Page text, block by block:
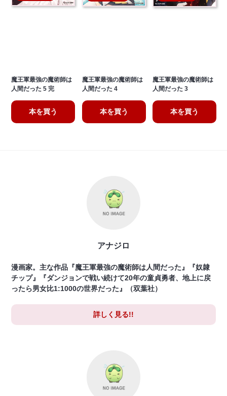
魔王軍最強の魔術師は
人間だった 5 完
本を買う
魔王軍最強の魔術師は
人間だった 4
本を買う
魔王軍最強の魔術師は
人間だった 3
本を買う
アナジロ
漫画家。主な作品『魔王軍最強の魔術師は人間だった』『奴隷
チップ』『ダンジョンで戦い続けて20年の童貞勇者、地上に戻
ったら男女比1:1000の世界だった』（双葉社）
詳しく見る!!